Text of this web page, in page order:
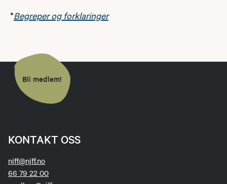
*Begreper og forklaringer
Bli medlem!
KONTAKT OSS
njff@njff.no
66 79 22 00